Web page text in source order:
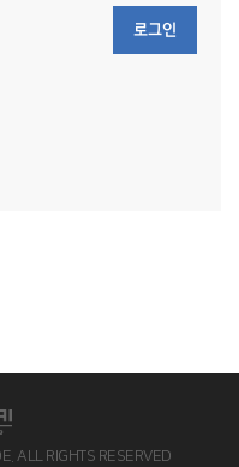
로그인
ALL RIGHTS RESERVED